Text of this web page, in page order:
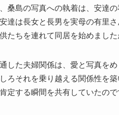
桑島の写真への執着は、安達
達は長女と長男を実母の有里
たちを連れて同居を始めまし
した夫婦関係は、愛と写真を
ろそれを乗り越える関係性を
定する瞬間を共有していたので